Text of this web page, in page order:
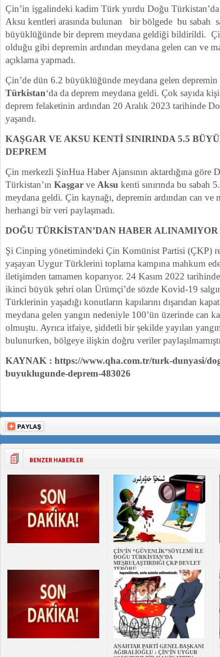
Çin’in işgalindeki kadim Türk yurdu Doğu
Aksu kentleri arasında bulunan bir bölgede bu sabah
büyüklüğünde bir deprem meydana geldiği bildirildi.
olduğu gibi depremin ardından meydana gelen can ve
açıklama yapmadı.
Çin’de dün 6.2 büyüklüğünde meydana gelen
Türkistan‘da da deprem meydana geldi. Çok sayıda
deprem felaketinin ardından 20 Aralık 2023 tarihinde
yaşandı.
KAŞGAR VE AKSU KENTİ SINIRINDA 5.5
DEPREM
Çin merkezli ŞinHua Haber Ajansının aktardığına göre
Türkistan’ın Kaşgar ve Aksu kenti sınırında bu sabah
meydana geldi. Çin kaynağı, depremin ardından can ve
herhangi bir veri paylaşmadı.
DOĞU TÜRKİSTAN’DAN HABER ALINAMIYOR
Şi Cinping yönetimindeki Çin Komünist Partisi (ÇKP)
yaşayan Uygur Türklerini toplama kampına mahkum
iletişimden tamamen koparıyor. 24 Kasım 2022
ikinci büyük şehri olan Ürümçi’de sözde Kovid-19
Türklerinin yaşadığı konutların kapılarını dışarıdan
meydana gelen yangın nedeniyle 100’ün üzerinde can
olmuştu. Ayrıca itfaiye, şiddetli bir şekilde yayılan
bulunurken, bölgeye ilişkin doğru veriler
KAYNAK : https://www.qha.com.tr/turk-dunyasi/
buyuklugunde-deprem-483026
BENZER HABERLER
ÇİN’İN “GÜVENLİK”SÖYLEMİ İLE
DOĞU TÜRKİSTAN’DA
MEŞRULAŞTIRDIĞI ÇKP DEVLET
TERÖRÜ
ANAHTAR PARTİ GENEL BAŞKANI
AĞIRALİOĞLU : ÇİN’İN UYGUR